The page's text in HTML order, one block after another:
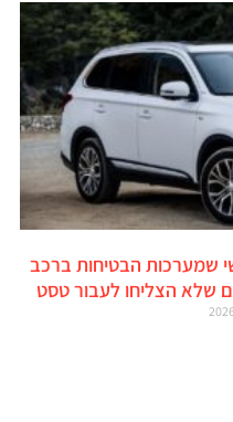
שמערכות הבטיחות ברכב
שלא הצליחו לעבור טסט